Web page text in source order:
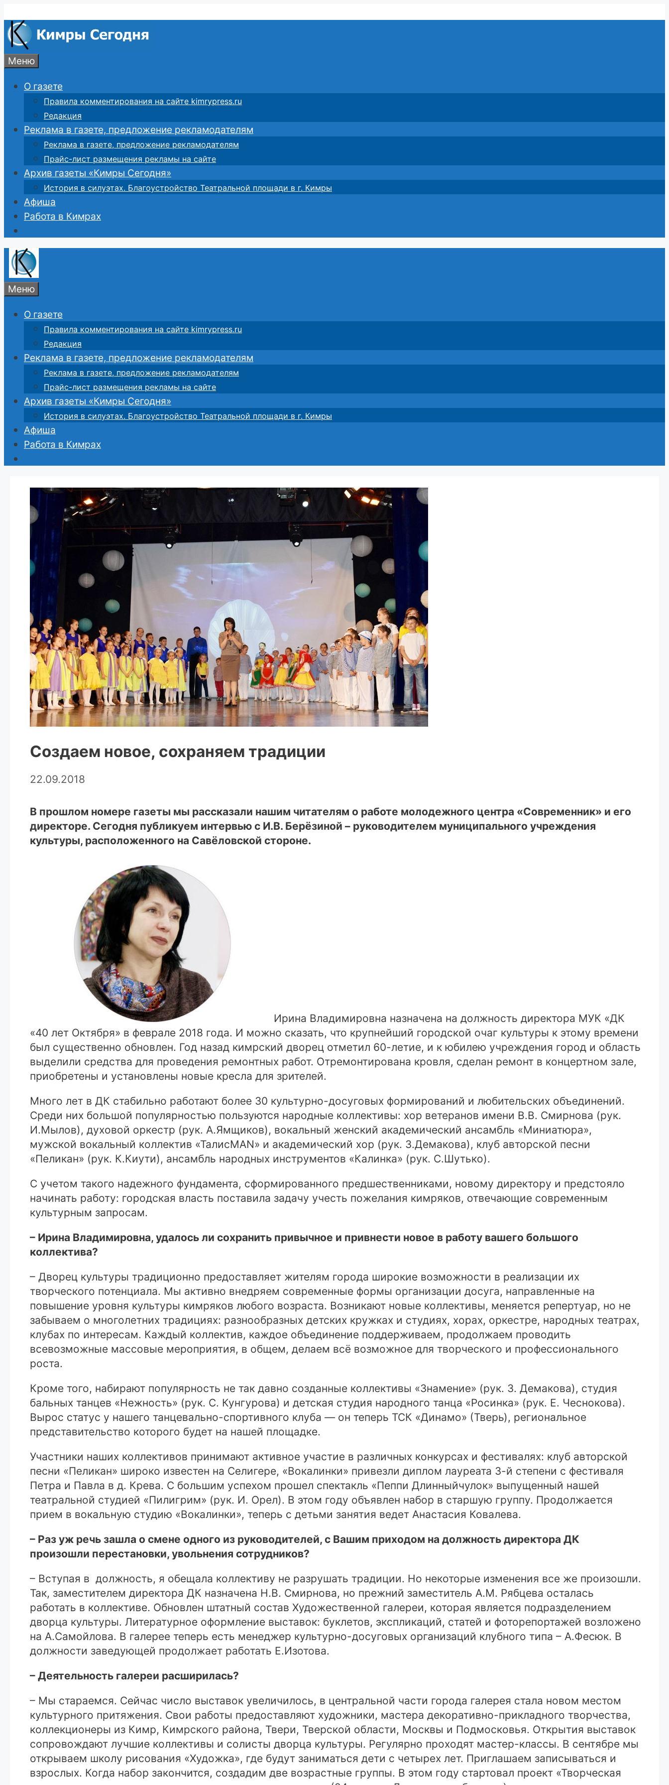
к
содержимому
Меню
О газете
Правила комментирования на сайте kimrypress.ru
Редакция
Реклама в газете, предложение рекламодателям
Реклама в газете, предложение рекламодателям
Прайс-лист размещения рекламы на сайте
Архив газеты «Кимры Сегодня»
История в силуэтах. Благоустройство Театральной площади в г. Кимры
Афиша
Работа в Кимрах
Меню
О газете
Правила комментирования на сайте kimrypress.ru
Редакция
Реклама в газете, предложение рекламодателям
Реклама в газете, предложение рекламодателям
Прайс-лист размещения рекламы на сайте
Архив газеты «Кимры Сегодня»
История в силуэтах. Благоустройство Театральной площади в г. Кимры
Афиша
Работа в Кимрах
Создаем новое, сохраняем традиции
22.09.2018
В прошлом номере газеты мы рассказали нашим читателям о работе молодежного центра «Современник» и его
директоре. Сегодня публикуем интервью с И.В. Берёзиной – руководителем муниципального учреждения
культуры, расположенного на Савёловской стороне.
Ирина Владимировна назначена на должность директора МУК «ДК
«40 лет Октября» в феврале 2018 года. И можно сказать, что крупнейший городской очаг культуры к этому времени
был существенно обновлен. Год назад кимрский дворец отметил 60-летие, и к юбилею учреждения город и область
выделили средства для проведения ремонтных работ. Отремонтирована кровля, сделан ремонт в концертном зале,
приобретены и установлены новые кресла для зрителей.
Много лет в ДК стабильно работают более 30 культурно-досуговых формирований и любительских объединений.
Среди них большой популярностью пользуются народные коллективы: хор ветеранов имени В.В. Смирнова (рук.
И.Мылов), духовой оркестр (рук. А.Ямщиков), вокальный женский академический ансамбль «Миниатюра»,
мужской вокальный коллектив «ТалисMAN» и академический хор (рук. З.Демакова), клуб авторской песни
«Пеликан» (рук. К.Киути), ансамбль народных инструментов «Калинка» (рук. С.Шутько).
С учетом такого надежного фундамента, сформированного предшественниками, новому директору и предстояло
начинать работу: городская власть поставила задачу учесть пожелания кимряков, отвечающие современным
культурным запросам.
– Ирина Владимировна, удалось ли сохранить привычное и привнести новое в работу вашего большого
коллектива?
– Дворец культуры традиционно предоставляет жителям города широкие возможности в реализации их
творческого потенциала. Мы активно внедряем современные формы организации досуга, направленные на
повышение уровня культуры кимряков любого возраста. Возникают новые коллективы, меняется репертуар, но не
забываем о многолетних традициях: разнообразных детских кружках и студиях, хорах, оркестре, народных театрах,
клубах по интересам. Каждый коллектив, каждое объединение поддерживаем, продолжаем проводить
всевозможные массовые мероприятия, в общем, делаем всё возможное для творческого и профессионального
роста.
Кроме того, набирают популярность не так давно созданные коллективы «Знамение» (рук. З. Демакова), студия
бальных танцев «Нежность» (рук. С. Кунгурова) и детская студия народного танца «Росинка» (рук. Е. Чеснокова).
Вырос статус у нашего танцевально-спортивного клуба — он теперь ТСК «Динамо» (Тверь), региональное
представительство которого будет на нашей площадке.
Участники наших коллективов принимают активное участие в различных конкурсах и фестивалях: клуб авторской
песни «Пеликан» широко известен на Селигере, «Вокалинки» привезли диплом лауреата 3-й степени с фестиваля
Петра и Павла в д. Крева. С большим успехом прошел спектакль «Пеппи Длинныйчулок» выпущенный нашей
театральной студией «Пилигрим» (рук. И. Орел). В этом году объявлен набор в старшую группу. Продолжается
прием в вокальную студию «Вокалинки», теперь с детьми занятия ведет Анастасия Ковалева.
– Раз уж речь зашла о смене одного из руководителей, с Вашим приходом на должность директора ДК
произошли перестановки, увольнения сотрудников?
– Вступая в должность, я обещала коллективу не разрушать традиции. Но некоторые изменения все же произошли.
Так, заместителем директора ДК назначена Н.В. Смирнова, но прежний заместитель А.М. Рябцева осталась
работать в коллективе. Обновлен штатный состав Художественной галереи, которая является подразделением
дворца культуры. Литературное оформление выставок: буклетов, экспликаций, статей и фоторепортажей возложено
на А.Самойлова. В галерее теперь есть менеджер культурно-досуговых организаций клубного типа – А.Фесюк. В
должности заведующей продолжает работать Е.Изотова.
– Деятельность галереи расширилась?
– Мы стараемся. Сейчас число выставок увеличилось, в центральной части города галерея стала новом местом
культурного притяжения. Свои работы предоставляют художники, мастера декоративно-прикладного творчества,
коллекционеры из Кимр, Кимрского района, Твери, Тверской области, Москвы и Подмосковья. Открытия выставок
сопровождают лучшие коллективы и солисты дворца культуры. Регулярно проходят мастер-классы. В сентябре мы
открываем школу рисования «Художка», где будут заниматься дети с четырех лет. Приглашаем записываться и
взрослых. Когда набор закончится, создадим две возрастные группы. В этом году стартовал проект «Творческая